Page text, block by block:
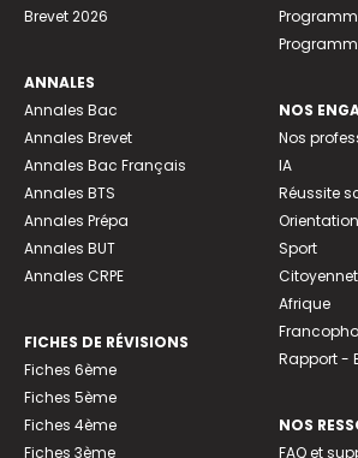
Brevet 2026
ANNALES
Annales Bac
Annales Brevet
Annales Bac Français
Annales BTS
Annales Prépa
Annales BUT
Annales CRPE
FICHES DE RÉVISIONS
Fiches 6ème
Fiches 5ème
Fiches 4ème
Fiches 3ème
NOS
Nos
IA
Réussite
Orientation
Sport
Afrique
Rapport -
NOS
FAQ et